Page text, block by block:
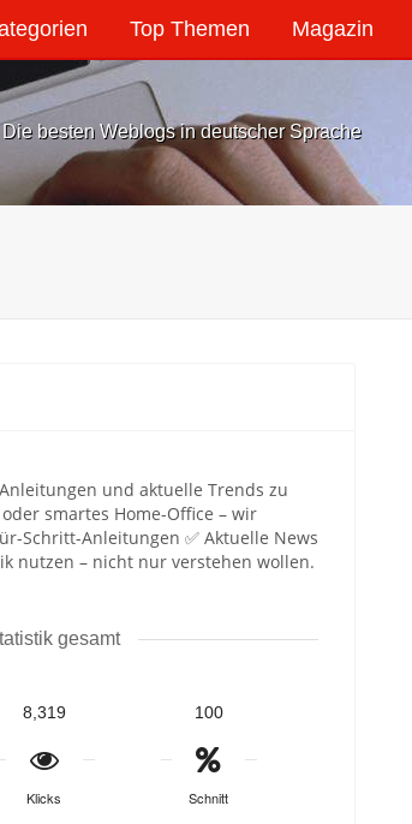
Top Themen Magazin
Die besten Weblogs in deutscher Sprache
und aktuelle Trends zu
smartes Home-Office – wir
Schritt-Anleitungen ✅ Aktuelle News
nutzen – nicht nur verstehen wollen.
gesamt
8,319
Klicks
100
Schnitt